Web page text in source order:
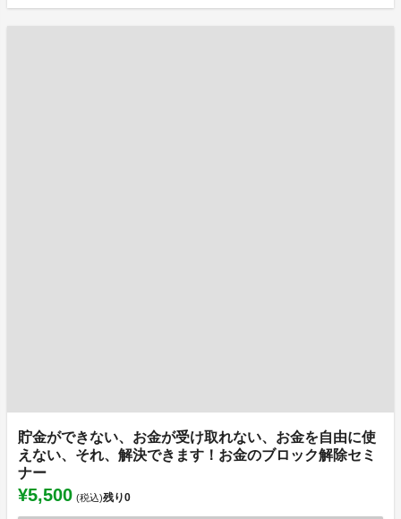
貯金ができない、お金が受け取れない、お金を自由に使
えない、それ、解決できます！お金のブロック解除セミ
ナー
¥5,500 (税込)残り0